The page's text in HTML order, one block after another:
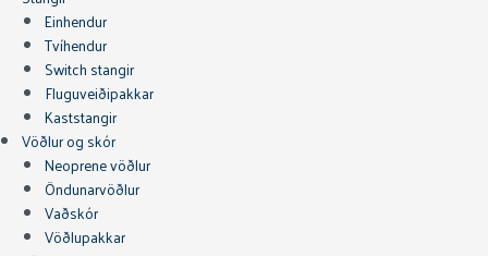
Einhendur
Tvíhendur
Switch stangir
Fluguveiðipakkar
Kaststangir
Vöðlur og skór
Neoprene vöðlur
Öndunarvöðlur
Vaðskór
Vöðlupakkar